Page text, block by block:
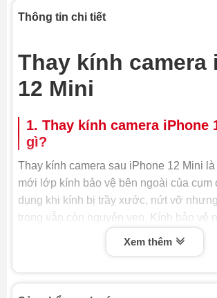
Thông tin chi tiết
Thay kính camera
12 Mini
1. Thay kính camera iPhone
gì?
Thay kính camera sau iPhone 12 Mini
mới lớp kính bảo vệ bên ngoài của cụm
dụng khi kính bị trầy xước, nứt vỡ
trong vẫn còn nguyên vẹn. Kính bảo vệ
rất quan trọng, không chỉ ngăn bụi bẩn
nhập mà còn đảm bảo chất lượng hình
camera iPhone là cần thiết để bảo vệ
Xem thêm